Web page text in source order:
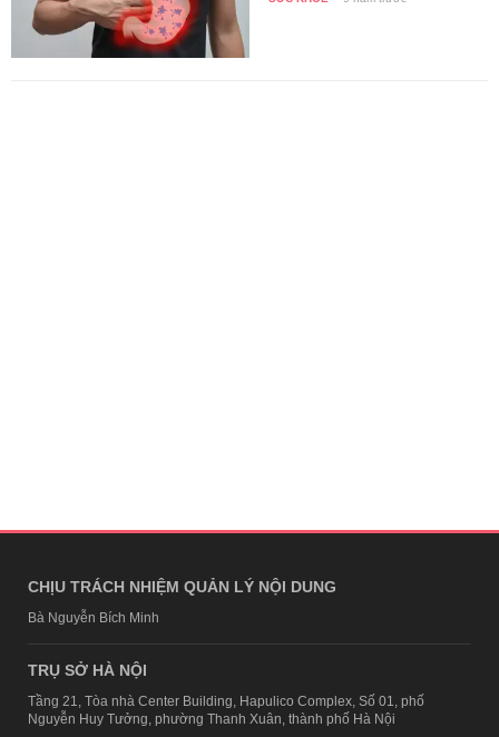
CHỊU TRÁCH NHIỆM QUẢN LÝ NỘI DUNG
Bà Nguyễn Bích Minh
TRỤ SỞ HÀ NỘI
Tầng 21, Tòa nhà Center Building, Hapulico Complex, Số 01, phố
Nguyễn Huy Tưởng, phường Thanh Xuân, thành phố Hà Nội